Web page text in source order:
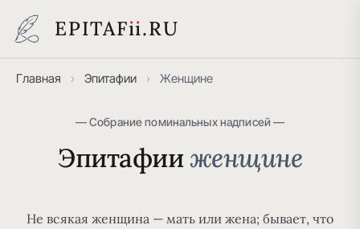
EPITAFii.RU
Главная › Эпитафии › Женщине
— Собрание поминальных надписей —
Эпитафииженщине
Не всякая женщина — мать или жена; бывает, что